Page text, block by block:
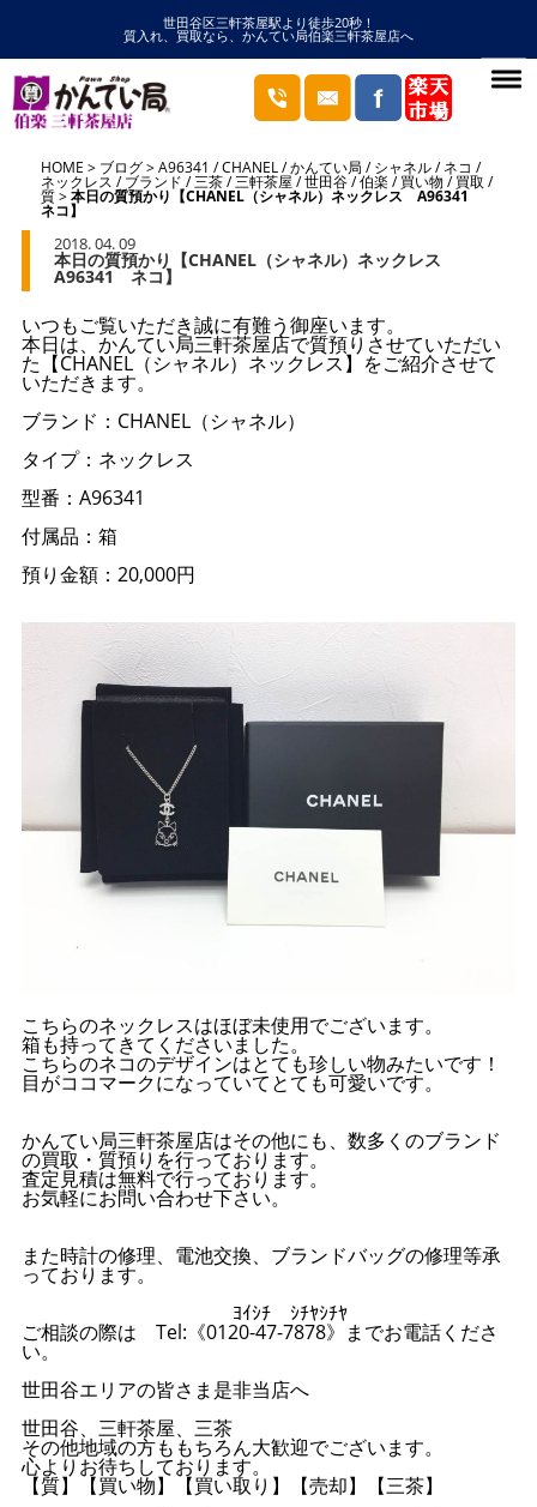
世田谷区三軒茶屋駅より徒歩20秒！
質入れ、買取なら、かんてい局伯楽三軒茶屋店へ
HOME ブログ A96341 /CHANEL/かんてい局 /シャネル/ネコ /
ネックレス /ブランド /三茶/三軒茶屋/世田谷/伯楽/買い物 /買取 /
質 本日の質預かり【CHANEL（シャネル）ネックレス A96341
ネコ】
2018. 04. 09
本日の質預かり【CHANEL（シャネル）ネックレス
A96341 ネコ】
いつもご覧いただき誠に有難う御座います。
本日は、かんてい局三軒茶屋店で質預りさせていただい
た【CHANEL（シャネル）ネックレス】をご紹介させて
いただきます。
ブランド：CHANEL（シャネル）
タイプ：ネックレス
型番：A96341
付属品：箱
預り金額：20,000円
こちらのネックレスはほぼ未使用でございます。
箱も持ってきてくださいました。
こちらのネコのデザインはとても珍しい物みたいです！
目がココマークになっていてとても可愛いです。
かんてい局三軒茶屋店はその他にも、数多くのブランド
の買取・質預りを行っております。
査定見積は無料で行っております。
お気軽にお問い合わせ下さい。
また時計の修理、電池交換、ブランドバッグの修理等承
っております。
ﾖｲｼﾁ ｼﾁﾔｼﾁﾔ
ご相談の際は Tel:《0120-47-7878》までお電話くださ
い。
世田谷エリアの皆さま是非当店へ
世田谷、三軒茶屋、三茶
その他地域の方ももちろん大歓迎でございます。
心よりお待ちしております。
【質】【買い物】【買い取り】【売却】【三茶】